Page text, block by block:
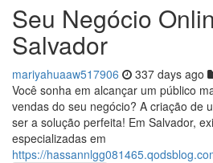
Seu Negócio
Salvador
mariyahuaaw517906 337 days ago
Você sonha em alcançar um público
vendas do seu negócio? A criação de
ser a solução perfeita! Em Salvador,
especializadas em
https://